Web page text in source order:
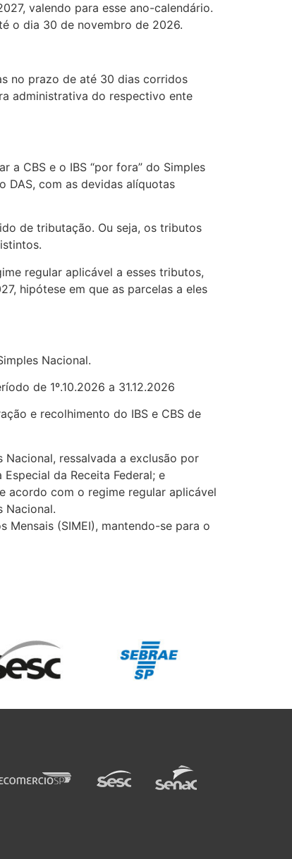
valendo para esse ano-calendário.
o dia 30 de novembro de 2026.
no prazo de até 30 dias corridos
administrativa do respectivo ente
CBS e o IBS “por fora” do Simples
DAS, com as devidas alíquotas
de tributação. Ou seja, os tributos
regular aplicável a esses tributos,
hipótese em que as parcelas a eles
Nacional.
de 1º.10.2026 a 31.12.2026
e recolhimento do IBS e CBS de
ressalvada a exclusão por
da Receita Federal; e
acordo com o regime regular aplicável
Nacional.
Mensais (SIMEI), mantendo-se para o